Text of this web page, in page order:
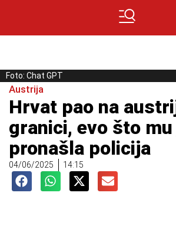
Foto: Chat GPT
Austrija
Hrvat pao na
granici, evo što
pronašla policija
04/06/2025 14:15